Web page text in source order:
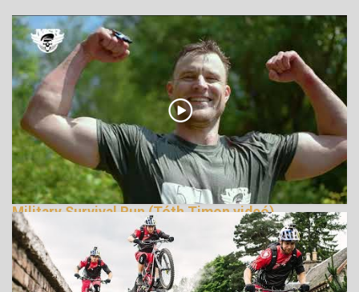
Military Survival Run (Tóth Timon videó)
165718 Nézetek